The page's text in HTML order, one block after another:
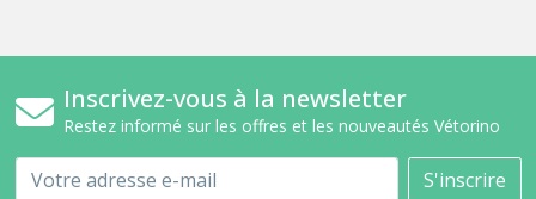
Inscrivez-vous à la newsletter
Restez informé sur les offres et les nouveautés Vétorino
Email S'inscrire